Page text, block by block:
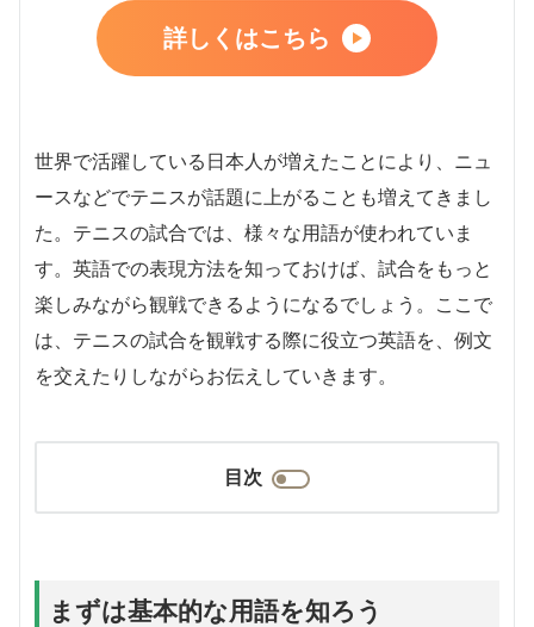
詳しくはこちら
世界で活躍している日本人が増えたことにより、ニュ
ースなどでテニスが話題に上がることも増えてきまし
た。テニスの試合では、様々な用語が使われていま
す。英語での表現方法を知っておけば、試合をもっと
楽しみながら観戦できるようになるでしょう。ここで
は、テニスの試合を観戦する際に役立つ英語を、例文
を交えたりしながらお伝えしていきます。
目次
まずは基本的な用語を知ろう